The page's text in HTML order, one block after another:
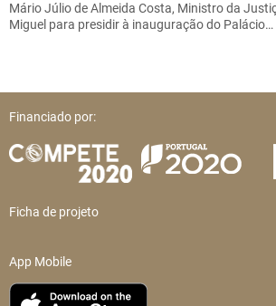
Mário Júlio de Almeida Costa, Ministro da
Miguel para presidir à inauguração do Palácio…
Financiado por:
Ficha de projeto
App Mobile